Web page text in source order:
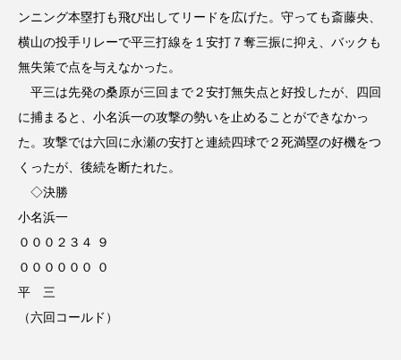
ンニング本塁打も飛び出してリードを広げた。守っても斎藤央、
横山の投手リレーで平三打線を１安打７奪三振に抑え、バックも
無失策で点を与えなかった。
平三は先発の桑原が三回まで２安打無失点と好投したが、四回
に捕まると、小名浜一の攻撃の勢いを止めることができなかっ
た。攻撃では六回に永瀬の安打と連続四球で２死満塁の好機をつ
くったが、後続を断たれた。
◇決勝
小名浜一
０００２３４ ９
００００００ ０
平 三
（六回コールド）